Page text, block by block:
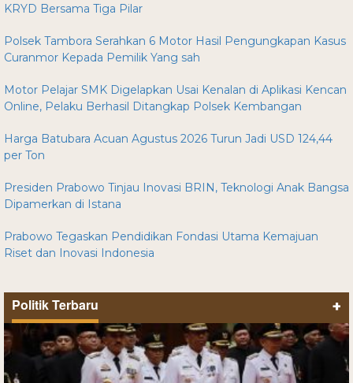
KRYD Bersama Tiga Pilar
Polsek Tambora Serahkan 6 Motor Hasil Pengungkapan Kasus
Curanmor Kepada Pemilik Yang sah
Motor Pelajar SMK Digelapkan Usai Kenalan di Aplikasi Kencan
Online, Pelaku Berhasil Ditangkap Polsek Kembangan
Harga Batubara Acuan Agustus 2026 Turun Jadi USD 124,44
per Ton
Presiden Prabowo Tinjau Inovasi BRIN, Teknologi Anak Bangsa
Dipamerkan di Istana
Prabowo Tegaskan Pendidikan Fondasi Utama Kemajuan
Riset dan Inovasi Indonesia
Politik Terbaru +